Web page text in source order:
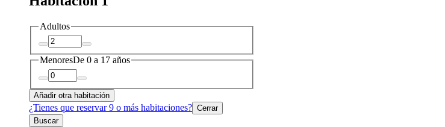
Adultos
MenoresDe 0 a 17 años
Añadir otra habitación
¿Tienes que reservar 9 o más habitaciones? Cerrar
Buscar